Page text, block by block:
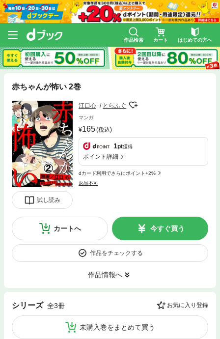
作品検索 カート はじめての方へ
赤ちゃんが怖い 2巻
試し読み
江口心 とらふぐ
マンガ
165(税込)
1pt獲得
ポイント詳細
dカード利用でさらにポイント+2%
返品不可
カートへ 今すぐ買う
作品をチェックする
作品情報へ
シリーズ 全3冊 お気に入り登録
未購入巻をまとめて買う